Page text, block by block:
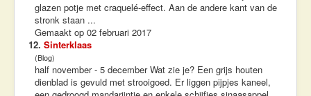
glazen potje met craquelé-effect. Aan de andere kant van de
stronk staan ...
Gemaakt op 02 februari 2017
12. Sinterklaas
(Blog)
half november - 5 december Wat zie je? Een grijs houten
dienblad is gevuld met strooigoed. Er liggen pijpjes kaneel,